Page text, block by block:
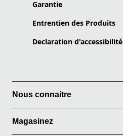
Garantie
Entrentien des Produits
Declaration d'accessibilité
Nous connaitre
Magasinez